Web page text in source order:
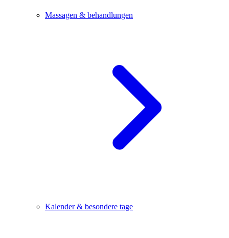
Massagen & behandlungen
Kalender & besondere tage